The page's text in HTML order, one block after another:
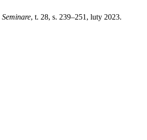
Seminare, t. 28, s. 239–251, luty 2023.